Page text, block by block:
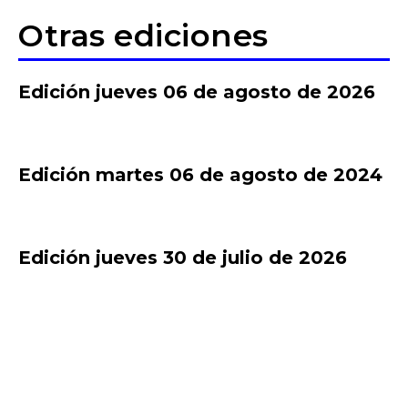
Otras ediciones
Edición jueves 06 de agosto de 2026
Edición martes 06 de agosto de 2024
Edición jueves 30 de julio de 2026